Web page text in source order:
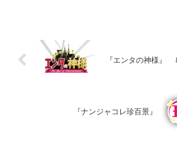
『エンタの神様』
『ナンジャコレ珍百景』